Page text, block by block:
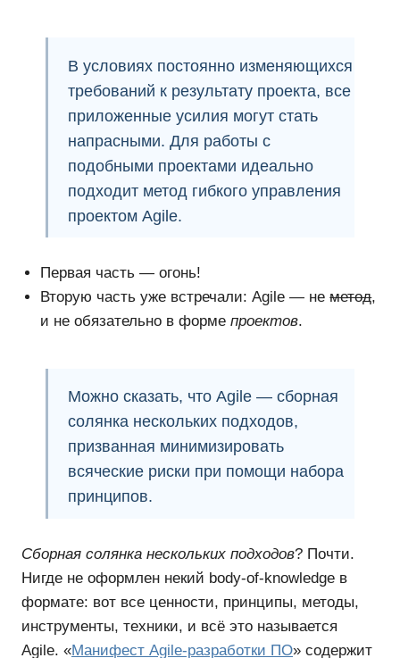
В условиях постоянно изменяющихся
требований к результату проекта, все
приложенные усилия могут стать
напрасными. Для работы с
подобными проектами идеально
подходит метод гибкого управления
проектом Agile.
Первая часть — огонь!
Вторую часть уже встречали: Agile — неметод,
и не обязательно в формепроектов.
Можно сказать, что Agile — сборная
солянка нескольких подходов,
призванная минимизировать
всяческие риски при помощи набора
принципов.
Сборная солянка нескольких подходов? Почти.
Нигде не оформлен некий body-of-knowledge в
формате: вот все ценности, принципы, методы,
инструменты, техники, и всё это называется
Agile. «Манифест Agile-разработки ПО» содержит